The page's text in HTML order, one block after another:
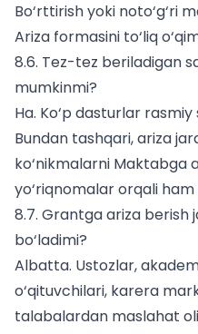
Bo‘rttirish yoki noto‘g‘ri
Ariza formasini to‘liq
8.6. Tez-tez beriladigan
mumkinmi?
Ha. Ko‘p dasturlar
Bundan tashqari, ariza
ko‘nikmalarni Maktabga
yo‘riqnomalar orqali
8.7. Grantga ariza
bo‘ladimi?
Albatta. Ustozlar,
o‘qituvchilari, karera
talabalardan maslahat